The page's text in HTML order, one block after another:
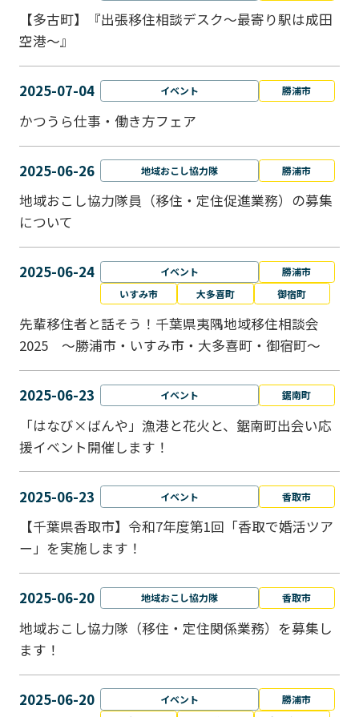
【多古町】『出張移住相談デスク～最寄り駅は成田
空港～』
2025-07-04 イベント 勝浦市
かつうら仕事・働き方フェア
2025-06-26 地域おこし協力隊 勝浦市
地域おこし協力隊員（移住・定住促進業務）の募集
について
2025-06-24 イベント
勝浦市
いすみ市
大多喜町 御宿町
先輩移住者と話そう！千葉県夷隅地域移住相談会
2025 ～勝浦市・いすみ市・大多喜町・御宿町～
2025-06-23 イベント 鋸南町
「はなび×ばんや」漁港と花火と、鋸南町出会い応
援イベント開催します！
2025-06-23 イベント 香取市
【千葉県香取市】令和7年度第1回「香取で婚活ツア
ー」を実施します！
2025-06-20 地域おこし協力隊 香取市
地域おこし協力隊（移住・定住関係業務）を募集し
ます！
2025-06-20 イベント
勝浦市